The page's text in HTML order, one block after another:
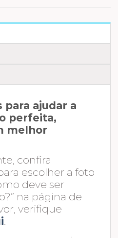
para ajudar a
perfeita,
melhor
confira
escolher a foto
deve ser
na página de
verifique